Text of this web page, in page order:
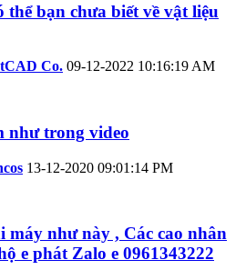
thể bạn chưa biết về vật liệu
Co. 09-12-2022 10:16:19 AM
như trong video
13-12-2020 09:01:14 PM
máy như này , Các cao nhân
e phát Zalo e 0961343222